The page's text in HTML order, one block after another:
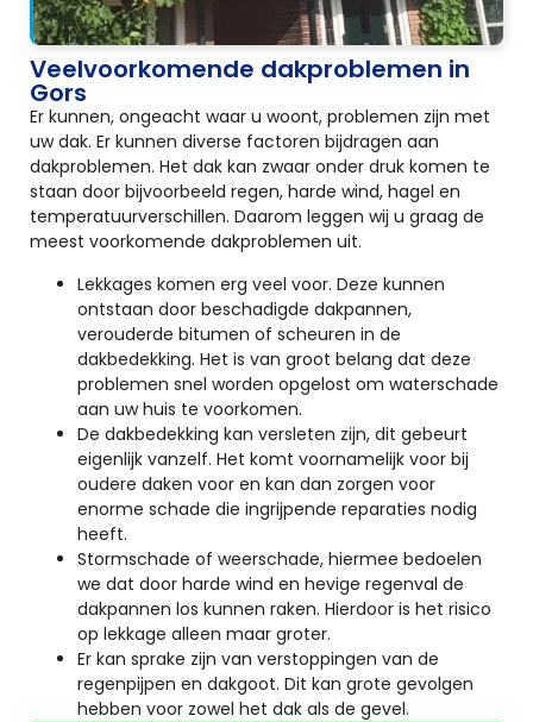
Veelvoorkomende dakproblemen in
Gors
Er kunnen, ongeacht waar u woont, problemen zijn met
uw dak. Er kunnen diverse factoren bijdragen aan
dakproblemen. Het dak kan zwaar onder druk komen te
staan door bijvoorbeeld regen, harde wind, hagel en
temperatuurverschillen. Daarom leggen wij u graag de
meest voorkomende dakproblemen uit.
Lekkages komen erg veel voor. Deze kunnen
ontstaan door beschadigde dakpannen,
verouderde bitumen of scheuren in de
dakbedekking. Het is van groot belang dat deze
problemen snel worden opgelost om waterschade
aan uw huis te voorkomen.
De dakbedekking kan versleten zijn, dit gebeurt
eigenlijk vanzelf. Het komt voornamelijk voor bij
oudere daken voor en kan dan zorgen voor
enorme schade die ingrijpende reparaties nodig
heeft.
Stormschade of weerschade, hiermee bedoelen
we dat door harde wind en hevige regenval de
dakpannen los kunnen raken. Hierdoor is het risico
op lekkage alleen maar groter.
Er kan sprake zijn van verstoppingen van de
regenpijpen en dakgoot. Dit kan grote gevolgen
hebben voor zowel het dak als de gevel.